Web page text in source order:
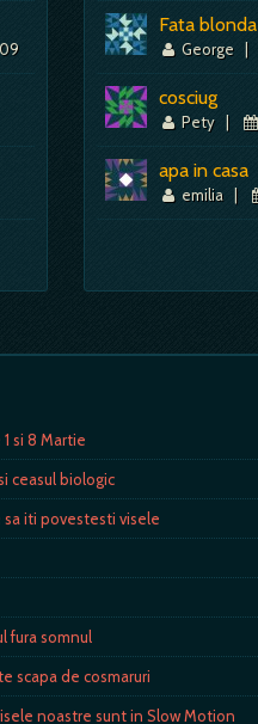
Fata blonda
George |
cosciug
Pety |
apa in casa
emilia |
si 8 Martie
ceasul biologic
iti povestesti visele
fura somnul
scapa de cosmaruri
noastre sunt in Slow Motion